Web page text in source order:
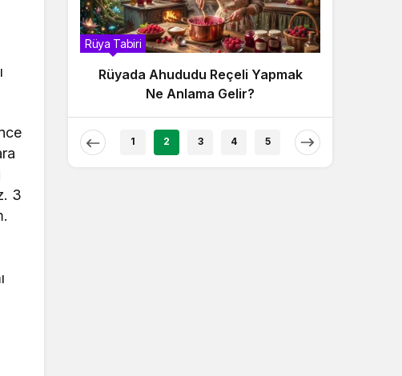
3
Ne
Rüya Tabiri
Rüyada Ahududu Reçeli Yapmak
Ne Anlama Gelir?
1 2 3 4 5